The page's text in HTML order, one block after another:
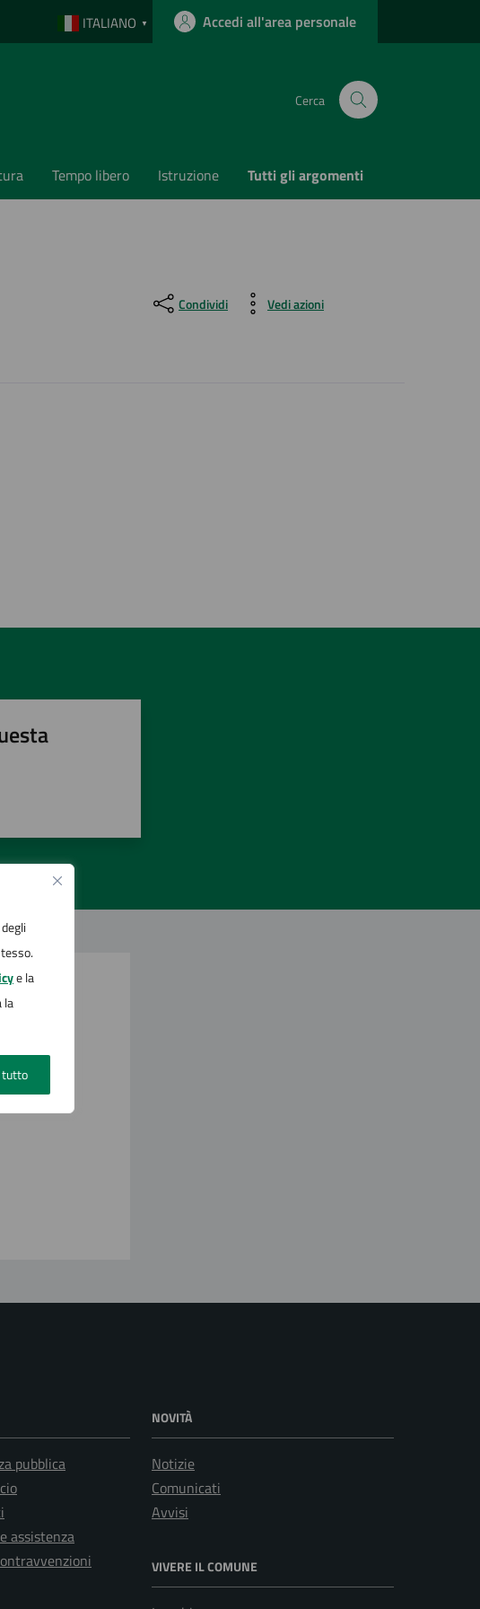
e la
la
tutto
ITALIANO ▼ Accedi all'area personale
Cerca
Tempo libero Istruzione Tutti gli argomenti
Condividi Vedi azioni
pubblica
assistenza
NOVITÀ
Notizie
Comunicati
Avvisi
VIVERE IL COMUNE